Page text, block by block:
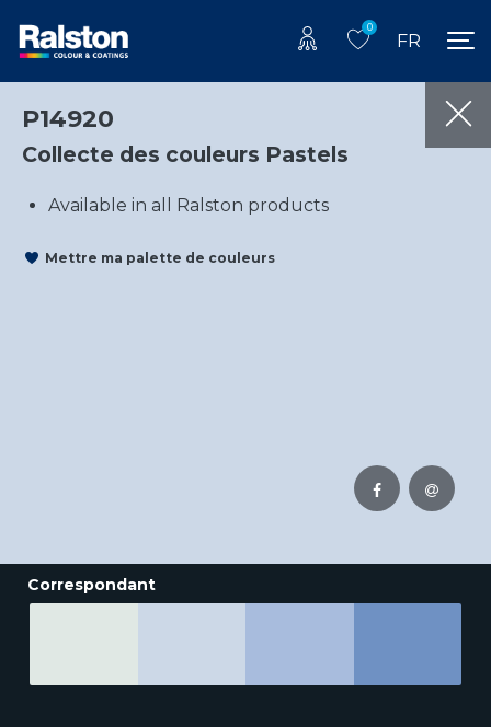
0
FR
P14920
Collecte des couleurs Pastels
Available in all Ralston products
Mettre ma palette de couleurs
Correspondant